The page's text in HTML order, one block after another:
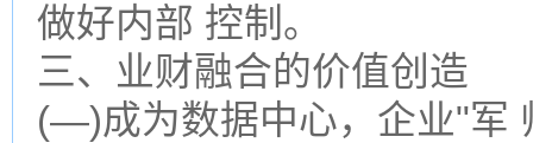
做好内部 控制。
三、业财融合的价值创造
(―)成为数据中心，企业"军